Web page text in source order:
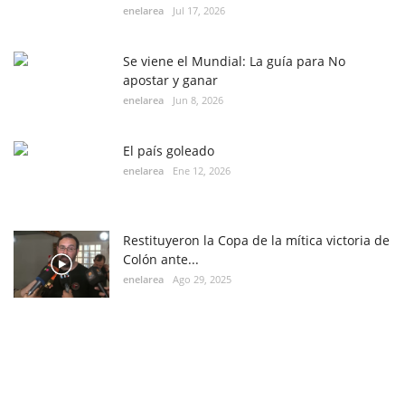
enelarea Jul 17, 2026
Se viene el Mundial: La guía para No
apostar y ganar
enelarea Jun 8, 2026
El país goleado
enelarea Ene 12, 2026
Restituyeron la Copa de la mítica victoria de
Colón ante...
enelarea Ago 29, 2025